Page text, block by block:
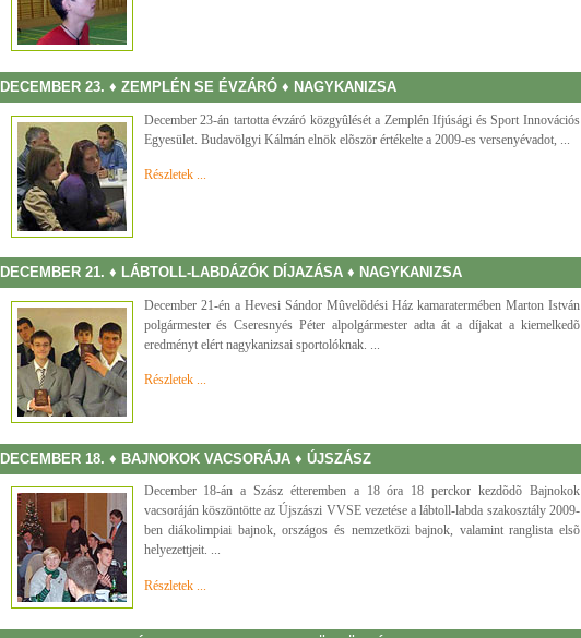
DECEMBER 23. ♦ ZEMPLÉN SE ÉVZÁRÓ ♦ NAGYKANIZSA
December 23-án tartotta évzáró közgyûlését a Zemplén Ifjúsági és Sport Innovációs
Egyesület. Budavölgyi Kálmán elnök elõször értékelte a 2009-es versenyévadot, ...
Részletek ...
DECEMBER 21. ♦ LÁBTOLL-LABDÁZÓK DÍJAZÁSA ♦ NAGYKANIZSA
December 21-én a Hevesi Sándor Mûvelõdési Ház kamaratermében Marton István
polgármester és Cseresnyés Péter alpolgármester adta át a díjakat a kiemelkedõ
eredményt elért nagykanizsai sportolóknak. ...
Részletek ...
DECEMBER 18. ♦ BAJNOKOK VACSORÁJA ♦ ÚJSZÁSZ
December 18-án a Szász étteremben a 18 óra 18 perckor kezdõdõ Bajnokok
vacsoráján köszöntötte az Újszászi VVSE vezetése a lábtoll-labda szakosztály 2009-
ben diákolimpiai bajnok, országos és nemzetközi bajnok, valamint ranglista elsõ
helyezettjeit. ...
Részletek ...